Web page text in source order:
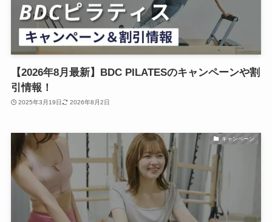
【2026年8月最新】BDC PILATESのキャンペーンや割
引情報！
2025年3月19日 2026年8月2日
キャンペーン